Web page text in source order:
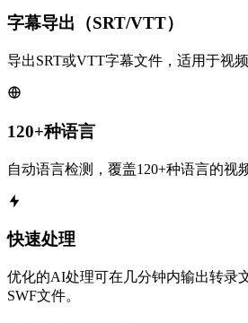
字幕导出（SRT/VTT）
导出SRT或VTT字幕文件，适用于视
120+种语言
自动语言检测，覆盖120+种语言的视
快速处理
优化的AI处理可在几分钟内输出转录
SWF文件。